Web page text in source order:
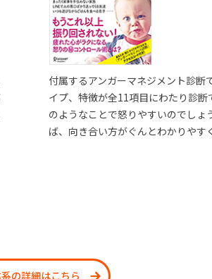
付属するアンガーマネジメント診断
イプ、特徴が全11項目にわたり診
のようなことで怒りやすいのでしょ
ば、向き合い方がぐんとわかりやす
の詳細はこちら